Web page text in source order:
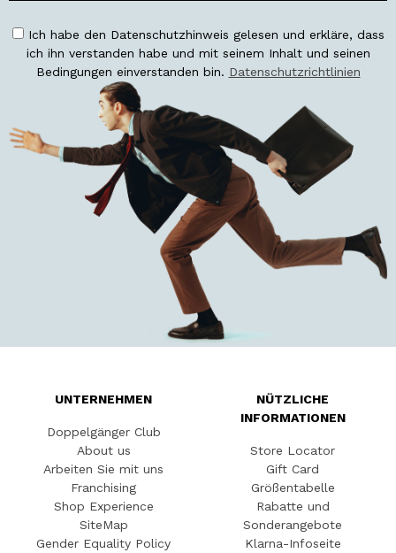
Ich habe den Datenschutzhinweis gelesen und erkläre, dass
ich ihn verstanden habe und mit seinem Inhalt und seinen
Bedingungen einverstanden bin. Datenschutzrichtlinien
UNTERNEHMEN
Doppelgänger Club
About us
Arbeiten Sie mit uns
Franchising
Shop Experience
SiteMap
Gender Equality Policy
NÜTZLICHE
INFORMATIONEN
Store Locator
Gift Card
Größentabelle
Rabatte und
Sonderangebote
Klarna-Infoseite